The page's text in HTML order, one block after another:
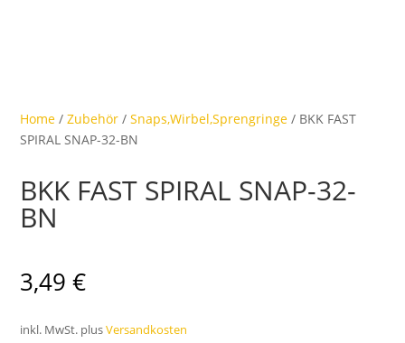
Home /Zubehör /Snaps,Wirbel,Sprengringe / BKK FAST
SPIRAL SNAP-32-BN
BKK FAST SPIRAL SNAP-32-
BN
3,49€
inkl. MwSt. plusVersandkosten